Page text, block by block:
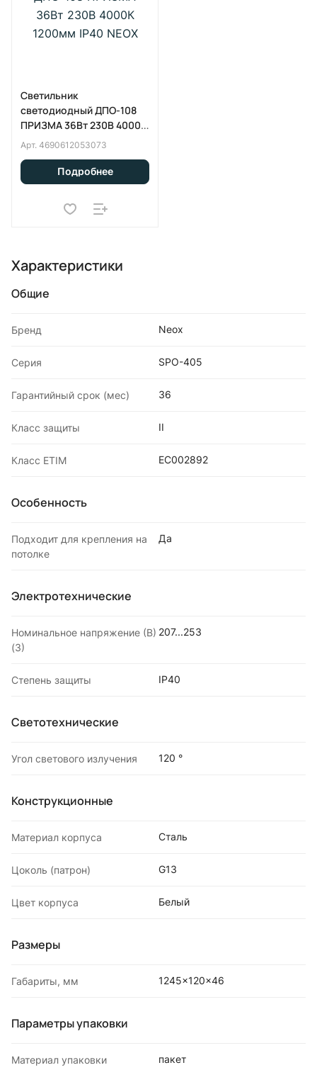
Светильник
светодиодный ДПО-108
ПРИЗМА 36Вт 230В 4000К
1200мм IP40 NEOX
Арт. 4690612053073
Подробнее
Характеристики
Общие
Бренд Neox
Серия SPO-405
Гарантийный срок (мес) 36
Класс защиты II
Класс ETIM EC002892
Особенность
Подходит для крепления на
потолке
Да
Электротехнические
Номинальное напряжение (В)
(3)
207...253
Степень защиты IP40
Светотехнические
Угол светового излучения 120 °
Конструкционные
Материал корпуса Сталь
Цоколь (патрон) G13
Цвет корпуса Белый
Размеры
Габариты, мм 1245x120x46
Параметры упаковки
Материал упаковки пакет